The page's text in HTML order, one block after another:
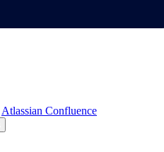
Atlassian Confluence